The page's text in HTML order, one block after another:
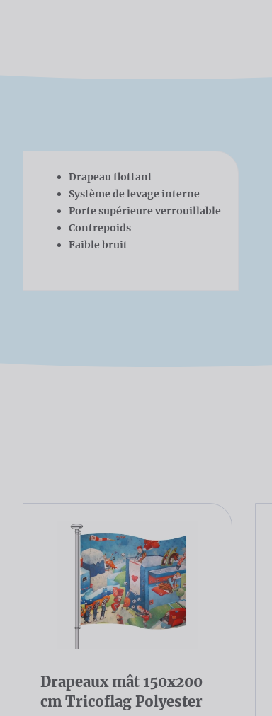
Drapeau flottant
Système de levage interne
Porte supérieure verrouillable
Contrepoids
Faible bruit
Drapeaux mât 150x200
cm Tricoflag Polyester